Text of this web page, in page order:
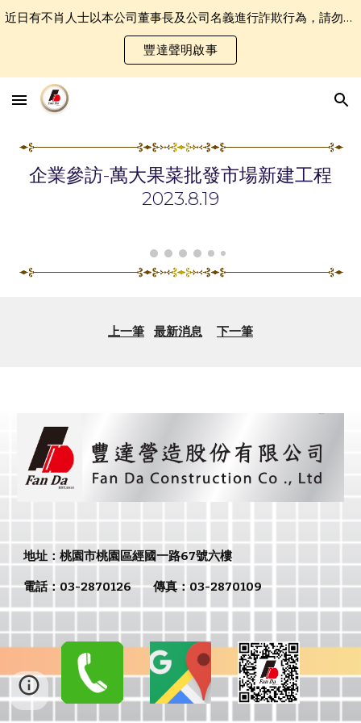
近日有不肖人士以本公司董事長及公司名義進行詐欺行為，請勿誤認受騙．
豐達聲明啟事
企業參訪-萬大果菜批發市場新建工程
2023.8.19
上一筆 最新消息 下一筆
地址：桃園市桃園區經國一路67號六樓
電話：03-2870126傳真：03-2870109